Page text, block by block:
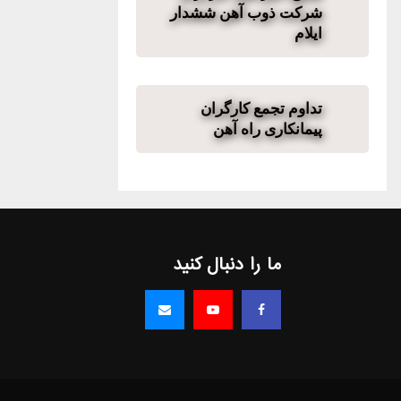
شرکت ذوب آهن ششدار
ایلام
تداوم تجمع کارگران
پیمانکاری راه آهن
ما را دنبال کنید